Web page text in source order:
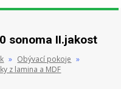
sonoma II.jakost
» Obývací pokoje »
z lamina a MDF